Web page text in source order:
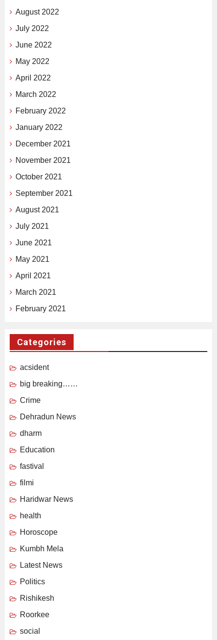
August 2022
July 2022
June 2022
May 2022
April 2022
March 2022
February 2022
January 2022
December 2021
November 2021
October 2021
September 2021
August 2021
July 2021
June 2021
May 2021
April 2021
March 2021
February 2021
Categories
acsident
big breaking……
Crime
Dehradun News
dharm
Education
fastival
filmi
Haridwar News
health
Horoscope
Kumbh Mela
Latest News
Politics
Rishikesh
Roorkee
social